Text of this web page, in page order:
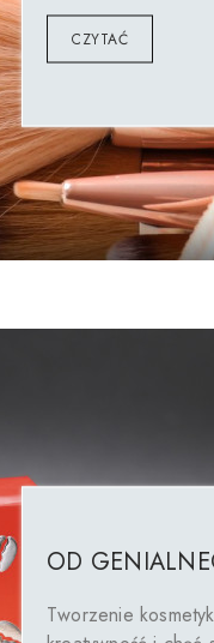
CZYTAĆ
OD
Tworzenie